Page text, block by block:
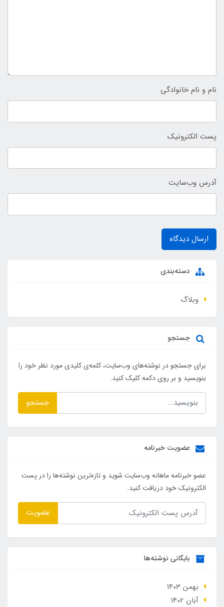
نام و نام خانوادگی
پست الکترونیک
آدرس وب‌سایت
ارسال دیدگاه
دسته‌بندی
وبلاگ
جستجو
برای جستجو در نوشته‌های وب‌سایت، کلمه‌ی کلیدی مورد نظر خود را
بنویسید و بر روی دکمه کلیک کنید.
جستجو
عضویت خبرنامه
عضو خبرنامه ماهانه وب‌سایت شوید و تازه‌ترین نوشته‌ها را در پست
الکترونیک خود دریافت کنید.
عضویت
بایگانی نوشته‌ها
بهمن 1403
آبان 1402